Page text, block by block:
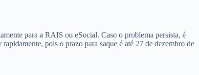
para a RAIS ou eSocial. Caso o problema persista, é
pois o prazo para saque é até 27 de dezembro de